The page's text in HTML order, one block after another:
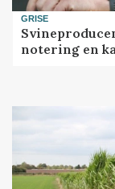
GRISE
notering en